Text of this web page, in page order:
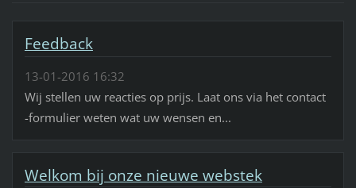
Feedback
13-01-2016 16:32
Wij stellen uw reacties op prijs. Laat ons via het contact
-formulier weten wat uw wensen en...
Welkom bij onze nieuwe webstek